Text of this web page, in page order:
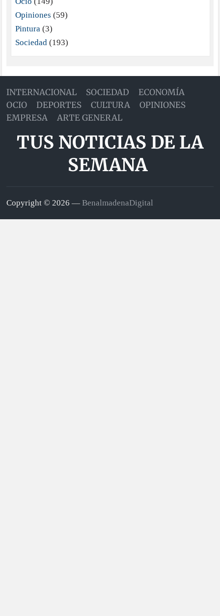
Opiniones (59)
Pintura(3)
Sociedad(193)
INTERNACIONAL SOCIEDAD
ECONOMÍA
OCIO
DEPORTES CULTURA
OPINIONES
EMPRESA
ARTE GENERAL
TUS NOTICIAS DE LA
SEMANA
Copyright © 2026 —BenalmadenaDigital